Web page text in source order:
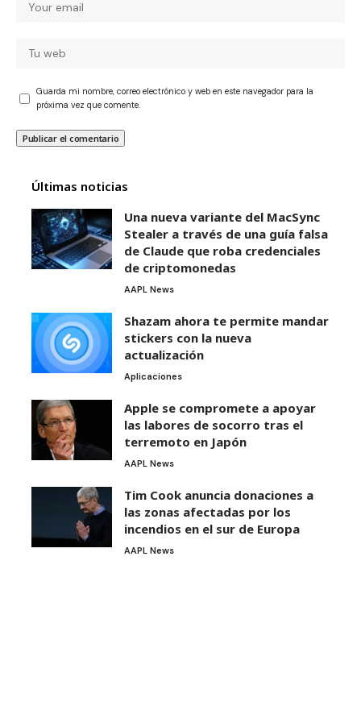
Guarda mi nombre, correo electrónico y web en este navegador para la
próxima vez que comente.
Últimas noticias
Una nueva variante del MacSync
Stealer a través de una guía falsa
de Claude que roba credenciales
de criptomonedas
AAPL News
Shazam ahora te permite mandar
stickers con la nueva
actualización
Aplicaciones
Apple se compromete a apoyar
las labores de socorro tras el
terremoto en Japón
AAPL News
Tim Cook anuncia donaciones a
las zonas afectadas por los
incendios en el sur de Europa
AAPL News